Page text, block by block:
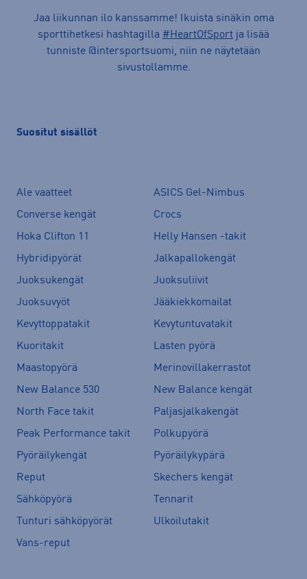
Jaa liikunnan ilo kanssamme! Ikuista sinäkin oma
sporttihetkesi hashtagilla #HeartOfSport ja lisää
tunniste @intersportsuomi, niin ne näytetään
sivustollamme.
Suositut sisällöt
Ale vaatteet
ASICS Gel-Nimbus
Converse kengät
Crocs
Hoka Clifton 11
Helly Hansen -takit
Hybridipyörät
Jalkapallokengät
Juoksukengät
Juoksuliivit
Juoksuvyöt
Jääkiekkomailat
Kevyttoppatakit
Kevytuntuvatakit
Kuoritakit
Lasten pyörä
Maastopyörä
Merinovillakerrastot
New Balance 530
New Balance kengät
North Face takit
Paljasjalkakengät
Peak Performance takit
Polkupyörä
Pyöräilykengät
Pyöräilykypärä
Reput
Skechers kengät
Sähköpyörä
Tennarit
Tunturi sähköpyörät
Ulkoilutakit
Vans-reput